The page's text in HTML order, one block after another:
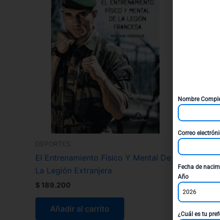
DEPORTES
El Entrenamiento Físico Y Mental De
La Legión Extranjera
$ 189.200
Añadir al carrito
Nombre
Correo
Fecha de
Año
2026
¿Cuál es tu